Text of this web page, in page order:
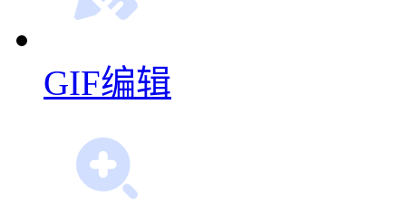
GIF编辑